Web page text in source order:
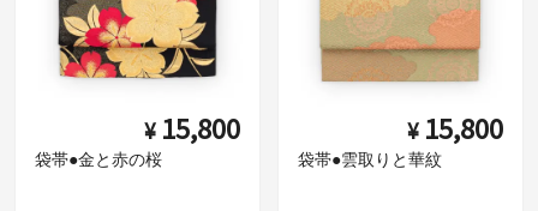
¥ 15,800
袋帯●金と赤の桜
¥ 15,800
袋帯●雲取りと華紋